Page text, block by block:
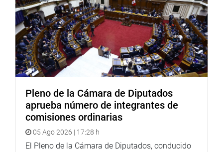
Pleno de la Cámara de Diputados
aprueba número de integrantes de
comisiones ordinarias
05 Ago 2026 | 17:28 h
El Pleno de la Cámara de Diputados, conducido